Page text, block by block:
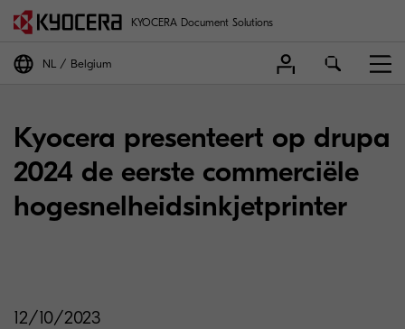
KYOCERA Document Solutions
NL Belgium
Kyocera presenteert op drupa
2024 de eerste commerciële
hogesnelheidsinkjetprinter
12/10/2023